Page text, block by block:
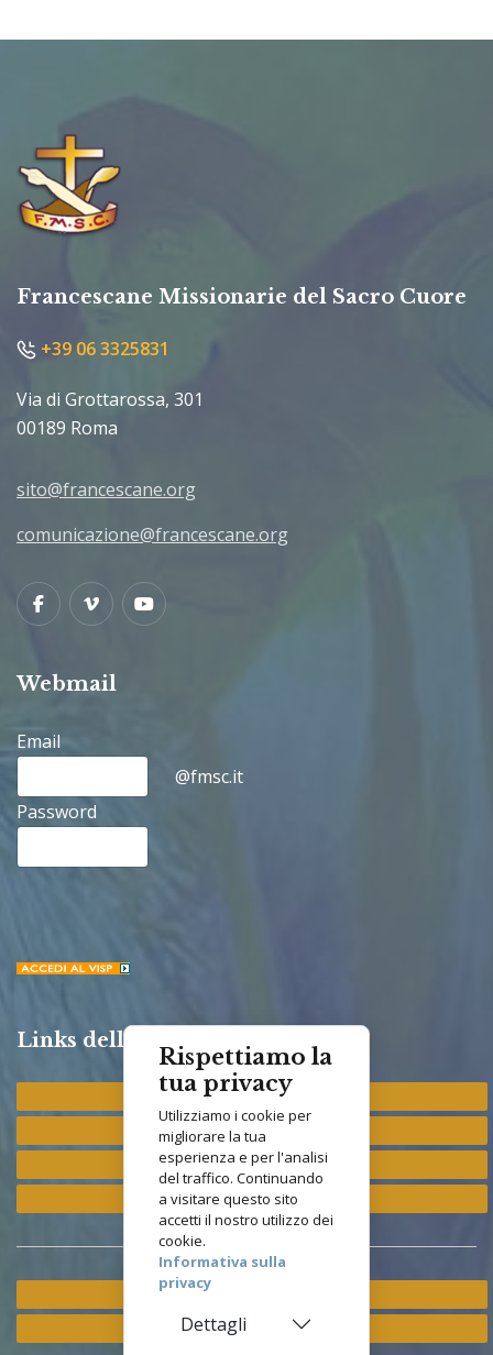
Rispettiamo la
tua privacy
Utilizziamo i cookie per
migliorare la tua
esperienza e per l'analisi
del traffico. Continuando
a visitare questo sito
accetti il nostro utilizzo dei
cookie.
Informativa sulla
privacy
Dettagli
Francescane Missionarie del Sacro Cuore
+39 06 3325831
Via di Grottarossa, 301
00189 Roma
sito@francescane.org
comunicazione@francescane.org
FacebookVimeoYoutube
Webmail
Email
@fmsc.it
Password
Links della Congregazione
Provincia "St. Francis"
Provincia "M. Immacolata"
Provincia "S. Antonio"
Provincia "S. Elisabetta"
Istituto Asisium